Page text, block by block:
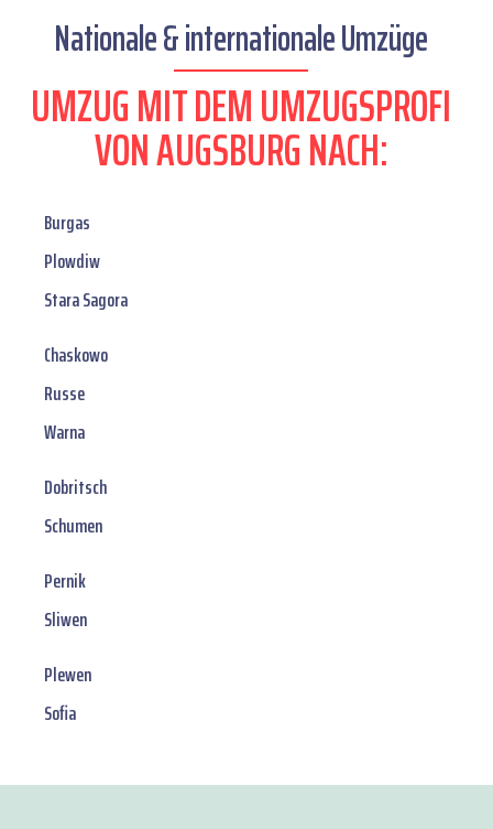
Nationale & internationale Umzüge
UMZUG MIT DEM UMZUGSPROFI
VON AUGSBURG NACH:
Burgas
Plowdiw
Stara Sagora
Chaskowo
Russe
Warna
Dobritsch
Schumen
Pernik
Sliwen
Plewen
Sofia